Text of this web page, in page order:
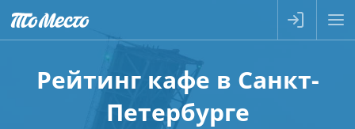
Рейтинг кафе в Санкт-
Петербурге